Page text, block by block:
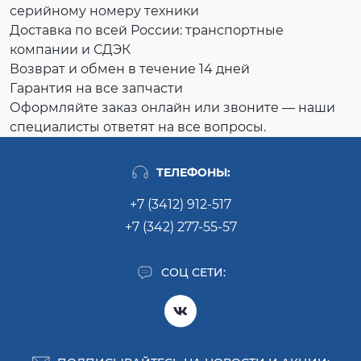
серийному номеру техники
Доставка по всей России: транспортные
компании и СДЭК
Возврат и обмен в течение 14 дней
Гарантия на все запчасти
Оформляйте заказ онлайн или звоните — наши
специалисты ответят на все вопросы.
ТЕЛЕФОНЫ:
+7 (3412) 912-517
+7 (342) 277-55-57
СОЦ СЕТИ: